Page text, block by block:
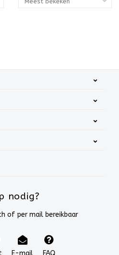
nodig?
of per mail bereikbaar
E-mail FAQ